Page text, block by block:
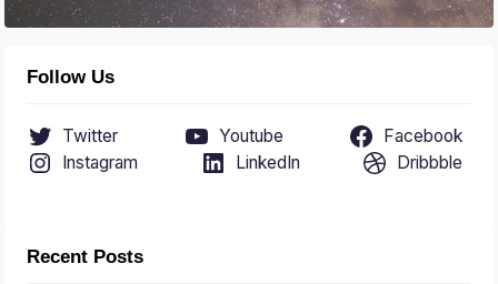
Follow Us
Twitter Youtube
Facebook
Instagram
LinkedIn Dribbble
Recent Posts